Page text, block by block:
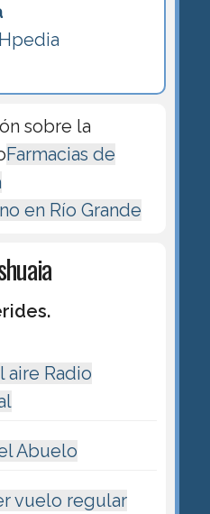
sobre la
Farmacias de
en Río Grande
aire Radio
Abuelo
vuelo regular